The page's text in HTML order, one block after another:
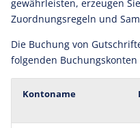
gewährleisten, erzeugen
Zuordnungsregeln und
Die Buchung von
folgenden
Kontoname